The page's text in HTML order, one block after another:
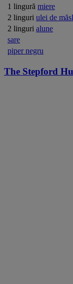
1 lingură miere
2 linguri ulei de
2 linguri alune
sare
piper negru
The Stepford